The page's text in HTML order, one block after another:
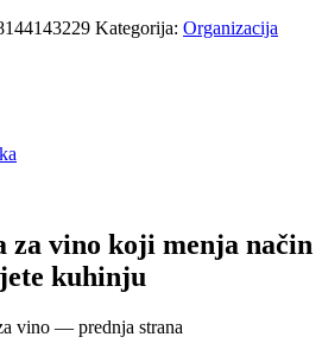
Kategorija: Organizacija
za vino koji menja način
kuhinju